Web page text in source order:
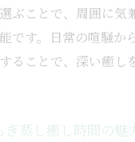
ぎ蒸し犬同伴の実体
よもぎ蒸しを利用し
ぎ蒸し犬同伴サロン
ぎ蒸し犬同伴の体験談
ぶことで、周囲に気
です。日常の喧騒か
ることで、深い癒し
ぎ蒸し癒し時間の魅